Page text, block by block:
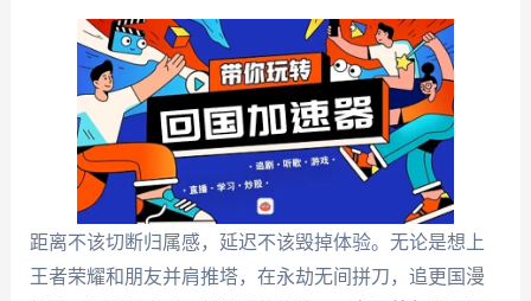
距离不该切断归属感，延迟不该毁掉体验。无论是想上
王者荣耀和朋友并肩推塔，在永劫无间拼刀，追更国漫